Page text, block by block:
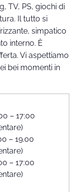
TV, PS, giochi di
Il tutto si
simpatico
interno. È
Vi aspettiamo
bei momenti in
– 17:00
– 19.00
– 17:00